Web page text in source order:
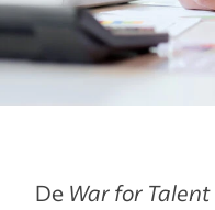
De War for Talent